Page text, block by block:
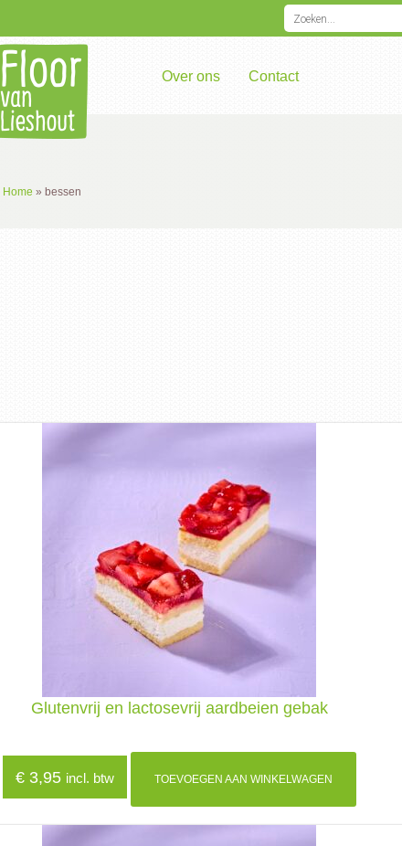
Over ons Contact
Home » bessen
Glutenvrij en lactosevrij aardbeien gebak
€3,95 incl. btw TOEVOEGEN AAN WINKELWAGEN